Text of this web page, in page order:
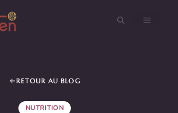
MENU
RETOUR AU BLOG
NUTRITION